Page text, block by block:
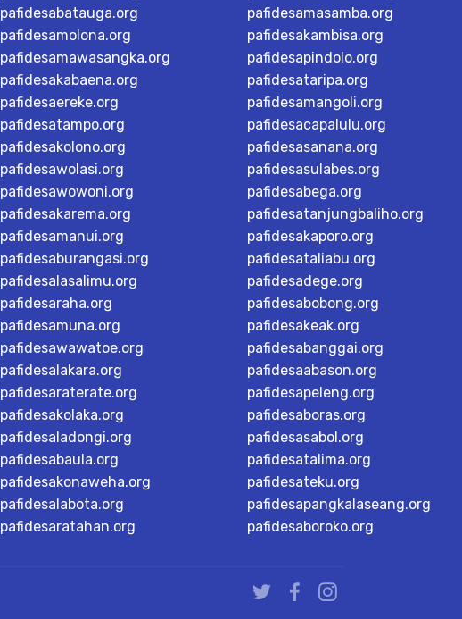
pafidesabatauga.org
pafidesamolona.org
pafidesamawasangka.org
pafidesakabaena.org
pafidesaereke.org
pafidesatampo.org
pafidesakolono.org
pafidesawolasi.org
pafidesawowoni.org
pafidesakarema.org
pafidesamanui.org
pafidesaburangasi.org
pafidesalasalimu.org
pafidesaraha.org
pafidesamuna.org
pafidesawawatoe.org
pafidesalakara.org
pafidesaraterate.org
pafidesakolaka.org
pafidesaladongi.org
pafidesabaula.org
pafidesakonaweha.org
pafidesalabota.org
pafidesaratahan.org
pafidesamasamba.org
pafidesakambisa.org
pafidesapindolo.org
pafidesataripa.org
pafidesamangoli.org
pafidesacapalulu.org
pafidesasanana.org
pafidesasulabes.org
pafidesabega.org
pafidesatanjungbaliho.org
pafidesakaporo.org
pafidesataliabu.org
pafidesadege.org
pafidesabobong.org
pafidesakeak.org
pafidesabanggai.org
pafidesaabason.org
pafidesapeleng.org
pafidesaboras.org
pafidesasabol.org
pafidesatalima.org
pafidesateku.org
pafidesapangkalaseang.org
pafidesaboroko.org